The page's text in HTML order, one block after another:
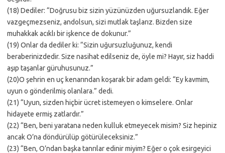
(18) Dediler: “Doğrusu biz sizin yüzünüzden uğursuzlandık. Eğer
vazgeçmezseniz, andolsun, sizi mutlak taşlarız. Bizden size
muhakkak acıklı bir işkence de dokunur.”
(19) Onlar da dediler ki: “Sizin uğursuzluğunuz, kendi
beraberinizdedir. Size nasihat edilseniz de, öyle mi? Hayır, siz haddi
aşıp taşanlar güruhusunuz.”
(20)O şehrin en uç kenarından koşarak bir adam geldi: “Ey kavmim,
uyun o gönderilmiş olanlara.” dedi.
(21) “Uyun, sizden hiçbir ücret istemeyen o kimselere. Onlar
hidayete ermiş zatlardır.”
(22) “Ben, beni yaratana neden kulluk etmeyecek misim? Siz hepiniz
ancak O’na döndürülüp götürüleceksiniz.”
(23) “Ben, O’ndan başka tanrılar edinir miyim? Eğer o çok esirgeyici